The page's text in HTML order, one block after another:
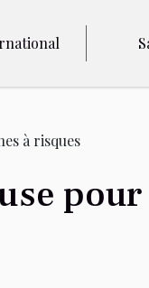
à risques
pour